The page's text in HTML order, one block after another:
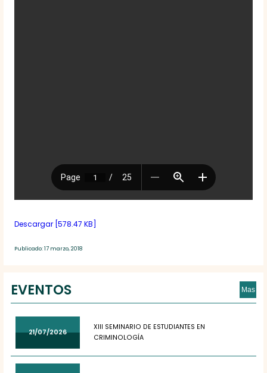
Descargar [578.47 KB]
Publicado: 17 marzo, 2018
EVENTOS Mas
21/07/2026
XIII SEMINARIO DE ESTUDIANTES EN
CRIMINOLOGÍA